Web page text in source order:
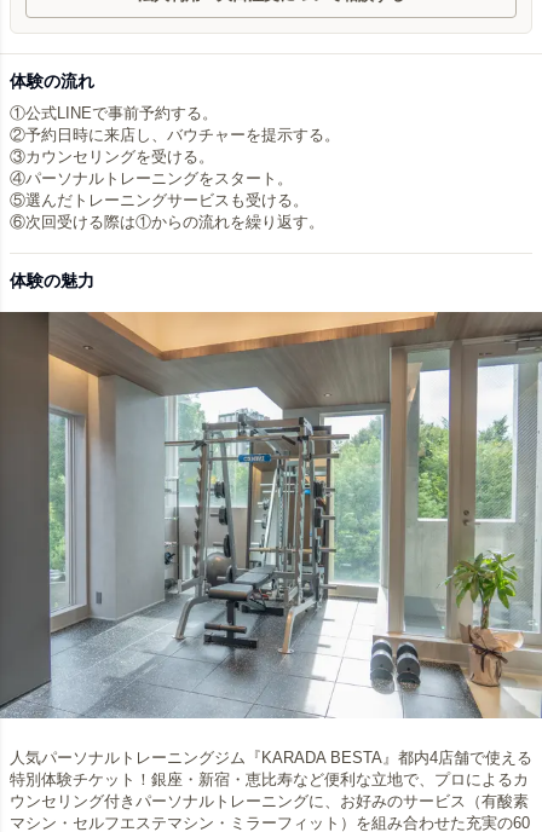
体験の流れ
①公式LINEで事前予約する。
②予約日時に来店し、バウチャーを提示する。
③カウンセリングを受ける。
④パーソナルトレーニングをスタート。
⑤選んだトレーニングサービスも受ける。
体験の魅力
人気パーソナルトレーニングジム『KARADA BESTA』都内4店舗で使える
特別体験チケット！銀座・新宿・恵比寿など便利な立地で、プロによるカ
ウンセリング付きパーソナルトレーニングに、お好みのサービス（有酸素
マシン・セルフエステマシン・ミラーフィット）を組み合わせた充実の60